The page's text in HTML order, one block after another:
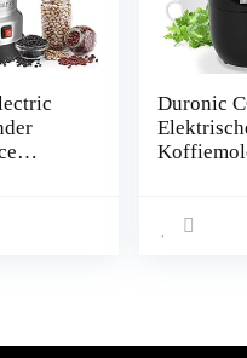
Duronic
Mini Wet